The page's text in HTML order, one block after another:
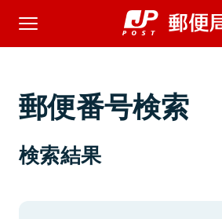
郵便番号検索
検索結果